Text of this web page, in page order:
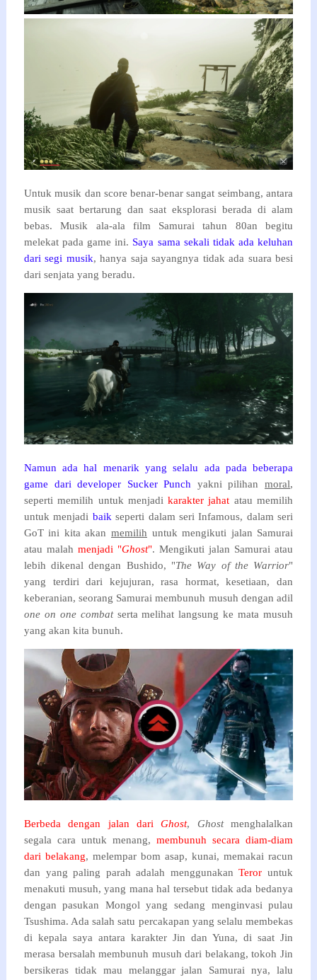
Untuk musik dan score benar-benar sangat seimbang, antara
musik saat bertarung dan saat eksplorasi berada di alam
bebas. Musik ala-ala film Samurai tahun 80an begitu
melekat pada game ini. Saya sama sekali tidak ada keluhan
dari segi musik, hanya saja sayangnya tidak ada suara besi
dari senjata yang beradu.
Namun ada hal menarik yang selalu ada pada beberapa
game dari developer Sucker Punch yakni pilihanmoral,
seperti memilih untuk menjadikarakter jahat atau memilih
untuk menjadi baik seperti dalam seri Infamous, dalam seri
GoT ini kita akan memilih untuk mengikuti jalan Samurai
atau malah menjadi "Ghost". Mengikuti jalan Samurai atau
lebih dikenal dengan Bushido, "The Way of the Warrior"
yang terdiri dari kejujuran, rasa hormat, kesetiaan, dan
keberanian, seorang Samurai membunuh musuh dengan adil
one on one combatserta melihat langsung ke mata musuh
yang akan kita bunuh.
Berbeda dengan jalan dariGhost, Ghostmenghalalkan
segala cara untuk menang,membunuh secara diam-diam
dari belakang, melempar bom asap, kunai, memakai racun
dan yang paling parah adalah menggunakanTeror untuk
menakuti musuh, yang mana hal tersebut tidak ada bedanya
dengan pasukan Mongol yang sedang menginvasi pulau
Tsushima. Ada salah satu percakapan yang selalu membekas
di kepala saya antara karakter Jin dan Yuna, di saat Jin
merasa bersalah membunuh musuh dari belakang, tokoh Jin
bersikeras tidak mau melanggar jalan Samurai nya, lalu